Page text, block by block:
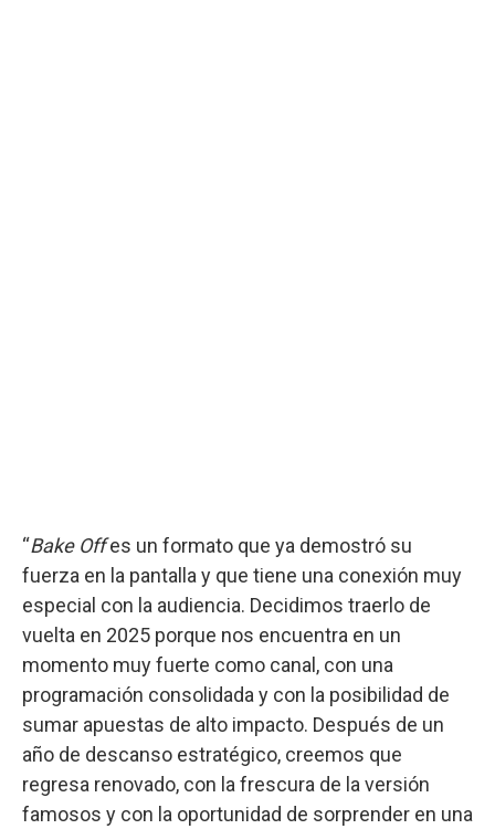
“Bake Offes un formato que ya demostró su
fuerza en la pantalla y que tiene una conexión muy
especial con la audiencia. Decidimos traerlo de
vuelta en 2025 porque nos encuentra en un
momento muy fuerte como canal, con una
programación consolidada y con la posibilidad de
sumar apuestas de alto impacto. Después de un
año de descanso estratégico, creemos que
regresa renovado, con la frescura de la versión
famosos y con la oportunidad de sorprender en una